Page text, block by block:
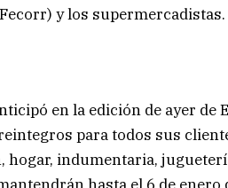
y los supermercadistas.
en la edición de ayer de
para todos sus
hogar, indumentaria,